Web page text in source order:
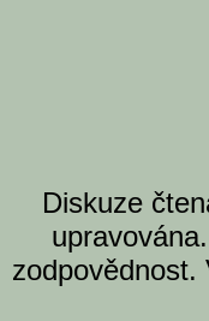
Diskuze
zodpovědnost.